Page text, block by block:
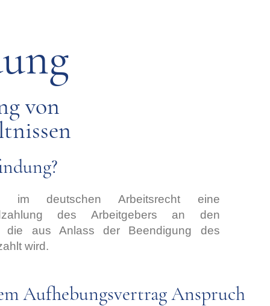
von
im deutschen Arbeitsrecht eine
des Arbeitgebers an den
die aus Anlass der Beendigung des
wird.
Aufhebungsvertrag Anspruch